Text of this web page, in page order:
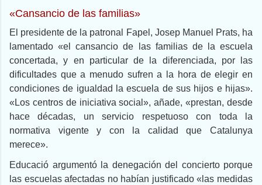
«Cansancio de las familias»
El presidente de la patronal Fapel, Josep Manuel Prats, ha
lamentado «el cansancio de las familias de la escuela
concertada, y en particular de la diferenciada, por las
dificultades que a menudo sufren a la hora de elegir en
condiciones de igualdad la escuela de sus hijos e hijas».
«Los centros de iniciativa social», añade, «prestan, desde
hace décadas, un servicio respetuoso con toda la
normativa vigente y con la calidad que Catalunya
merece».
Educació argumentó la denegación del concierto porque
las escuelas afectadas no habían justificado «las medidas